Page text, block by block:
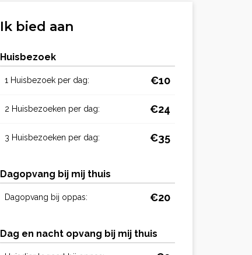
Ik bied aan
Huisbezoek
1 Huisbezoek per dag: €10
2 Huisbezoeken per dag: €24
3 Huisbezoeken per dag: €35
Dagopvang bij mij thuis
Dagopvang bij oppas: €20
Dag en nacht opvang bij mij thuis